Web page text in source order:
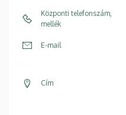
Központi telefonszám,
mellék
E-mail
Cím